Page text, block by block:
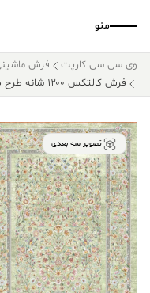
منو
وی سی سی کارپت فرش
فرش کالتکس ۱۲۰۰ شانه طرح طراوت سبز روشن
تصویر سه بعدی